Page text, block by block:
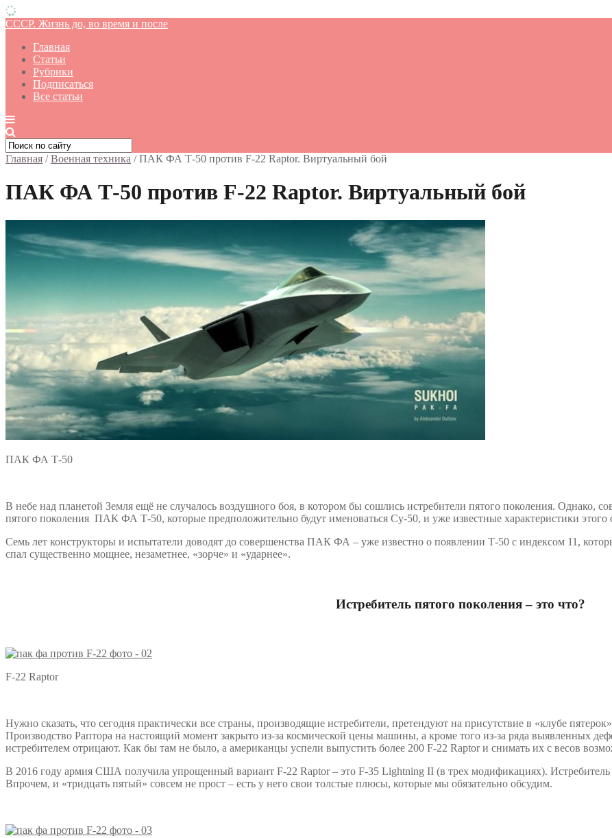
СССР. Жизнь до, во время и после
Главная
Статьи
Рубрики
Подписаться
Все статьи
Главная /Военная техника /ПАК ФА Т-50 против F-22 Raptor. Виртуальный бой
ПАК ФА Т-50 против F-22 Raptor. Виртуальный бой
ПАК ФА Т-50
В небе над планетой Земля ещё не случалось воздушного боя, в котором бы сошлись истребители пятого поколения. Однако,
пятого поколения ПАК ФА Т-50, которые предположительно будут именоваться Су-50, и уже известные характеристики этого
Семь лет конструкторы и испытатели доводят до совершенства ПАК ФА – уже известно о появлении Т-50 с индексом 11,
спал существенно мощнее, незаметнее, «зорче» и «ударнее».
Истребитель пятого поколения – это что?
F-22 Raptor
Нужно сказать, что сегодня практически все страны, производящие истребители, претендуют на присутствие в «клубе
Производство Раптора на настоящий момент закрыто из-за космической цены машины, а кроме того из-за ряда выявленных
истребителем отрицают. Как бы там не было, а американцы успели выпустить более 200 F-22 Raptor и снимать их с весов
В 2016 году армия США получила упрощенный вариант F-22 Raptor – это F-35 Lightning II (в трех модификациях). Истребитель
Впрочем, и «тридцать пятый» совсем не прост – есть у него свои толстые плюсы, которые мы обязательно обсудим.